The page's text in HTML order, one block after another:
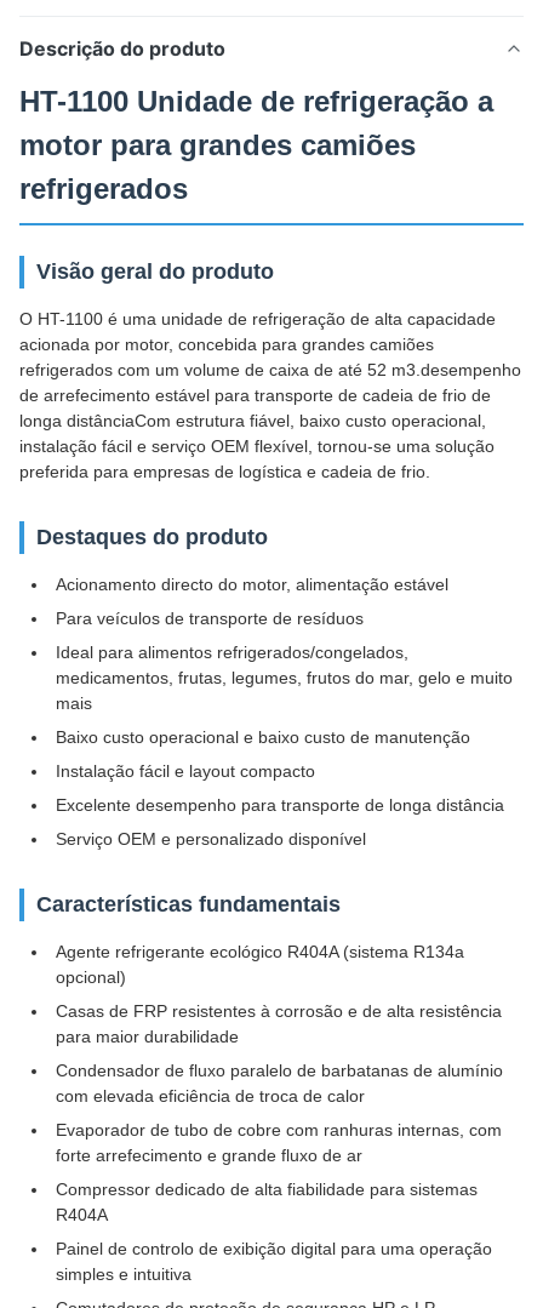
Descrição do produto
HT-1100 Unidade de refrigeração a
motor para grandes camiões
refrigerados
Visão geral do produto
O HT-1100 é uma unidade de refrigeração de alta capacidade
acionada por motor, concebida para grandes camiões
refrigerados com um volume de caixa de até 52 m3.desempenho
de arrefecimento estável para transporte de cadeia de frio de
longa distânciaCom estrutura fiável, baixo custo operacional,
instalação fácil e serviço OEM flexível, tornou-se uma solução
preferida para empresas de logística e cadeia de frio.
Destaques do produto
Acionamento directo do motor, alimentação estável
Para veículos de transporte de resíduos
Ideal para alimentos refrigerados/congelados,
medicamentos, frutas, legumes, frutos do mar, gelo e muito
mais
Baixo custo operacional e baixo custo de manutenção
Instalação fácil e layout compacto
Excelente desempenho para transporte de longa distância
Serviço OEM e personalizado disponível
Características fundamentais
Agente refrigerante ecológico R404A (sistema R134a
opcional)
Casas de FRP resistentes à corrosão e de alta resistência
para maior durabilidade
Condensador de fluxo paralelo de barbatanas de alumínio
com elevada eficiência de troca de calor
Evaporador de tubo de cobre com ranhuras internas, com
forte arrefecimento e grande fluxo de ar
Compressor dedicado de alta fiabilidade para sistemas
R404A
Painel de controlo de exibição digital para uma operação
simples e intuitiva